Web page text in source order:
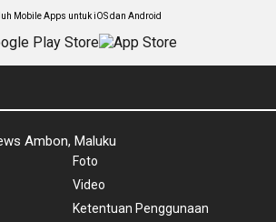
Mobile Apps untuk iOS dan Android
Ambon, Maluku
Foto
Video
Ketentuan Penggunaan